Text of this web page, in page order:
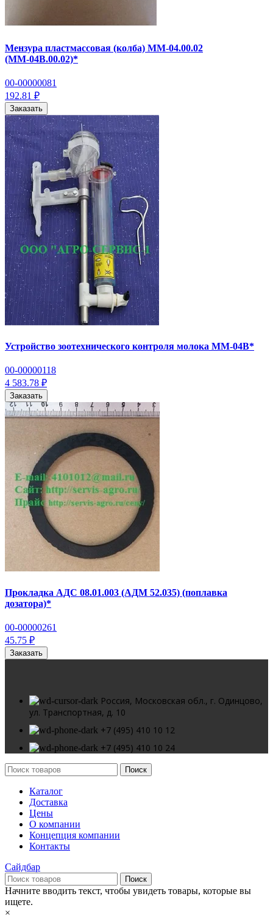
Мензура пластмассовая (колба) ММ-04.00.02
(ММ-04В.00.02)*
00-00000081
192.81 ₽
Заказать
Устройство зоотехнического контроля молока ММ-04В*
00-00000118
4 583.78 ₽
Заказать
Прокладка АДС 08.01.003 (АДМ 52.035) (поплавка
дозатора)*
00-00000261
45.75 ₽
Заказать
Россия, Московская обл., г. Одинцово,
ул. Транспортная, д. 10
+7 (495) 410 10 12
+7 (495) 410 10 24
Поиск
Каталог
Доставка
Цены
О компании
Концепция компании
Контакты
Сайдбар
Поиск
Начните вводить текст, чтобы увидеть товары, которые вы
ищете.
×